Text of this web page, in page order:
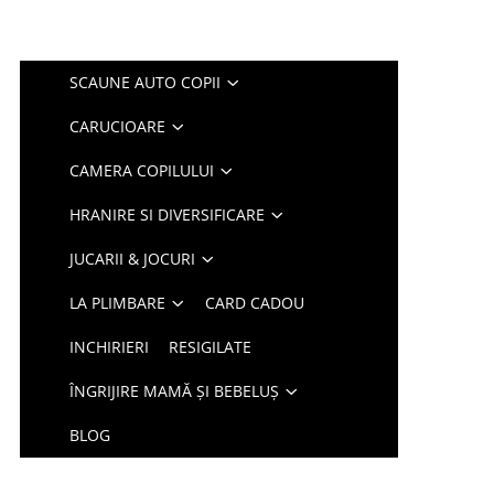
SCAUNE AUTO COPII
CARUCIOARE
CAMERA COPILULUI
HRANIRE SI DIVERSIFICARE
JUCARII & JOCURI
LA PLIMBARE CARD CADOU
INCHIRIERI RESIGILATE
ÎNGRIJIRE MAMĂ ȘI BEBELUȘ
BLOG